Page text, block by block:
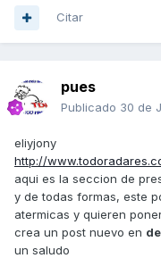
Citar
pues
Publicado 30 de
eliyjony
http://
aqui es la seccion de
y de todas formas, este
atermicas y quieren
crea un post nuevo en
un saludo